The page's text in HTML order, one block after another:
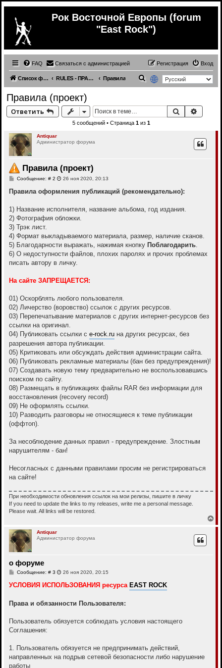
Рок Восточной Европы (forum
"East Rock")
FAQ Связаться с администрацией Вход
Регистрация
Список форумов RULES - ПРАВИЛА (read first! - обязательно прочитать!) Правила
к
Правила (проект)
Ответить Поиск
5 сообщений • Страница 1из 1
Antiquar
Администратор форума
Правила (проект)
Сообщение: # 2С
о
е
и
26 ноя 2020, 20:13
Правила оформления публикаций (рекомендательно):
1) Название исполнителя, название альбома, год издания.
2) Фотография обложки.
3) Трэк лист.
4) Формат выкладываемого материала, размер, наличие сканов.
5) Благодарности выражать, нажимая кнопку Поблагодарить.
6) О недоступности файлов, плохих паролях и прочих проблемах
писать автору в личку.
На сайте ЗАПРЕЩАЕТСЯ:
01) Оскорблять любого пользователя.
02) Личерство (воровство) ссылок с других ресурсов.
03) Перепечатывание материалов с других интернет-ресурсов без
ссылки на оригинал.
04) Публиковать ссылки с e-rock.ru на других ресурсах, без
разрешения автора публикации.
05) Критиковать или обсуждать действия администрации сайта.
06) Публиковать рекламные материалы (бан без предупреждения)!
07) Cоздавать новую тему предварительно не воспользовавшись
поиском по сайту.
08) Размещать в публикациях файлы RAR без информации для
восстановления (recovery record)
09) Не оформлять ссылки.
10) Разводить разговоры не относящиеся к теме публикации
(оффтоп).
За несоблюдение данных правил - предупреждение. Злостным
нарушителям - бан!
Несогласных с данными правилами просим не регистрироваться
на сайте!
При необходимости обновления ссылок на мои релизы, пишите в личку
If you need to update the links to my releases, write me a personal message.
Please wait. All links will be restored.
е
Antiquar
Администратор форума
о форуме
Сообщение: # 3С
о
е
е
26 ноя 2020, 20:15
УСЛОВИЯ ИСПОЛЬЗОВАНИЯ ресурса EAST ROCK
Права и обязанности Пользователя:
Пользователь обязуется соблюдать условия настоящего
Соглашения:
1. Пользователь обязуется не предпринимать действий,
направленных на подрыв сетевой безопасности либо нарушение
работы